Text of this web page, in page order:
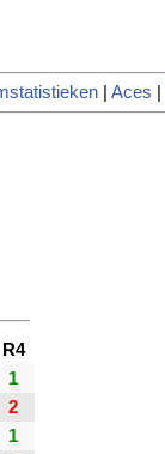
| Aces
R4
1
2
1